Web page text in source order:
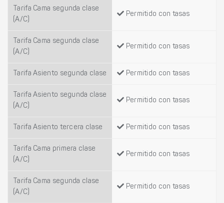
Tarifa Cama segunda clase
(A/C)
Permitido con tasas
Tarifa Cama segunda clase
(A/C)
Permitido con tasas
Tarifa Asiento segunda clase Permitido con tasas
Tarifa Asiento segunda clase
(A/C)
Permitido con tasas
Tarifa Asiento tercera clase Permitido con tasas
Tarifa Cama primera clase
(A/C)
Permitido con tasas
Tarifa Cama segunda clase
(A/C)
Permitido con tasas